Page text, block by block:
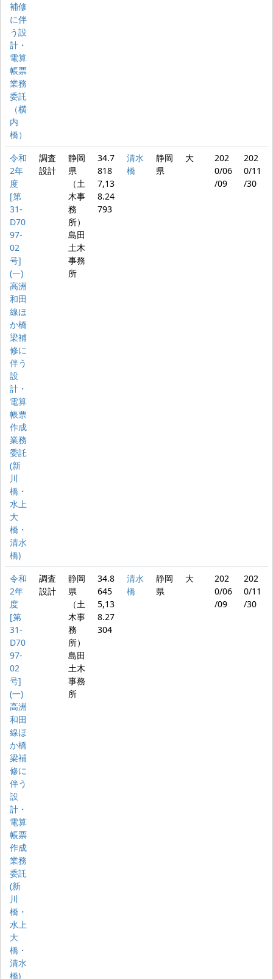
補修
に伴
う設
計・
電算
帳票
業務
委託
（横
内
橋）
令和
2年
度
[第
31-
D70
97-
02
号]
(一)
高洲
和田
線ほ
か橋
梁補
修に
伴う
設
計・
電算
帳票
作成
業務
委託
(新
川
橋・
水上
大
橋・
清水
橋)
調査
設計
静岡
県
（土
木事
務
所）
島田
土木
事務
所
34.7
818
7,13
8.24
793
清水
橋
静岡
県
大
202
0/06
/09
202
0/11
/30
令和
2年
度
[第
31-
D70
97-
02
号]
(一)
高洲
和田
線ほ
か橋
梁補
修に
伴う
設
計・
電算
帳票
作成
業務
委託
(新
川
橋・
水上
大
橋・
清水
橋)
調査
設計
静岡
県
（土
木事
務
所）
島田
土木
事務
所
34.8
645
5,13
8.27
304
清水
橋
静岡
県
大
202
0/06
/09
202
0/11
/30